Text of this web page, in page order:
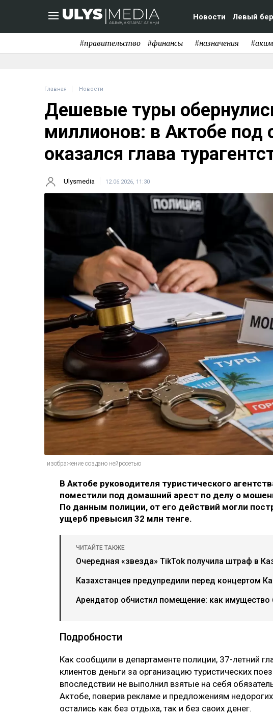
Новости Левый
#правительство #финансы #назначения
Главная Новости
Дешевые туры
миллионов: в Актобе под
оказался глава
Ulysmedia 12.06.2026, 11:30
изображение создано нейросетью
В Актобе руководителя туристического
поместили под домашний арест по делу о
По данным полиции, от его действий могли
ущерб превысил 32 млн тенге.
ЧИТАЙТЕ ТАКЖЕ
Очередная «звезда» TikTok получила штраф в
Казахстанцев предупредили перед концертом
Арендатор обчистил помещение: как
Подробности
Как сообщили в департаменте полиции, 37-летний
клиентов деньги за организацию туристических
впоследствии не выполнил взятые на себя
Актобе, поверив рекламе и предложениям
остались как без отдыха, так и без своих денег.